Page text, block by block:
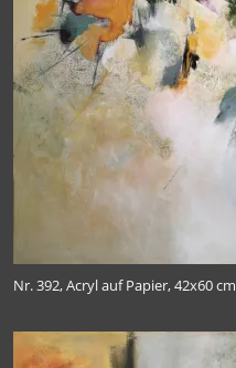
Nr. 392, Acryl auf Papier, 42x60 cm